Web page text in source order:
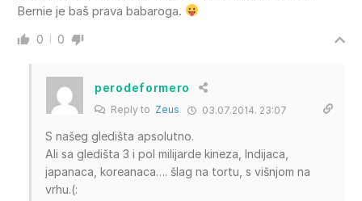
Bernie je baš prava babaroga.
0 0
perodeformero
Reply to Zeus 03.07.2014. 23:07
S našeg gledišta apsolutno.
Ali sa gledišta 3 i pol milijarde kineza, Indijaca,
japanaca, koreanaca…. šlag na tortu, s višnjom na
vrhu.(: